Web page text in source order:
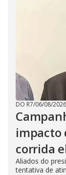
DO R7/06/08/2026
impacto
corrida
Aliados do
tentativa de